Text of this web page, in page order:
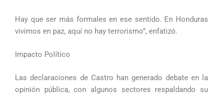
Hay que ser más formales en ese sentido. En Honduras
vivimos en paz, aquí no hay terrorismo”, enfatizó.
Impacto Político
Las declaraciones de Castro han generado debate en la
opinión pública, con algunos sectores respaldando su